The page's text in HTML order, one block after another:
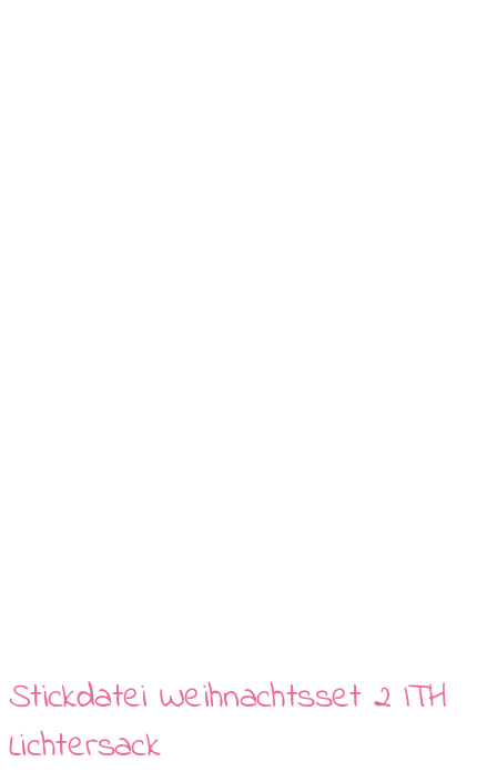
Stickdatei Weihnachtsset 2 ITH
Lichtersack